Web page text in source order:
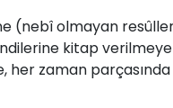
(nebî olmayan
kitap
zaman parçasında